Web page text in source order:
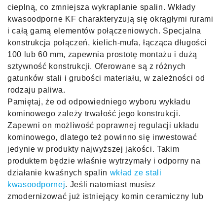
cieplną, co zmniejsza wykraplanie spalin. Wkłady
kwasoodporne KF charakteryzują się okrągłymi rurami
i całą gamą elementów połączeniowych. Specjalna
konstrukcja połączeń, kielich-mufa, łącząca długości
100 lub 60 mm, zapewnia prostotę montażu i dużą
sztywność konstrukcji. Oferowane są z różnych
gatunków stali i grubości materiału, w zależności od
rodzaju paliwa.
Pamiętaj, że od odpowiedniego wyboru wykładu
kominowego zależy trwałość jego konstrukcji.
Zapewni on możliwość poprawnej regulacji układu
kominowego, dlatego też powinno się inwestować
jedynie w produkty najwyższej jakości. Takim
produktem będzie właśnie wytrzymały i odporny na
działanie kwaśnych spalin wkład ze stali
kwasoodpornej. Jeśli natomiast musisz
zmodernizować już istniejący komin ceramiczny lub